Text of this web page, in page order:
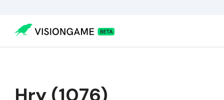
Hry (1076)